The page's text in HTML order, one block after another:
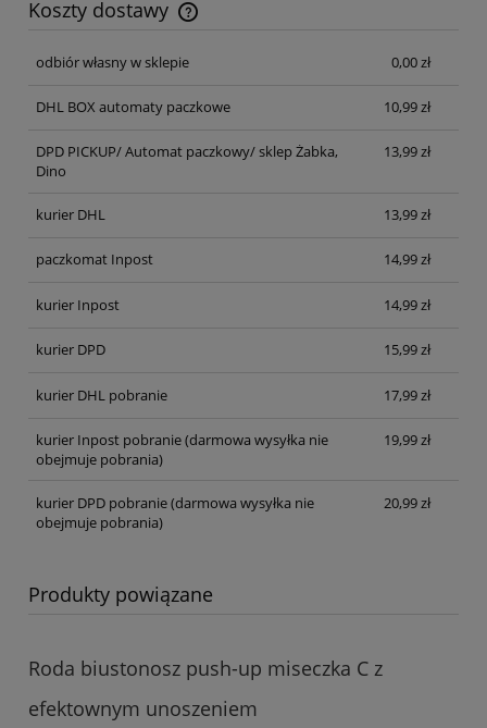
Koszty dostawy
Cena nie zawiera ewentualnych kosztów płatności
odbiór własny w sklepie
0,00 zł
DHL BOX automaty paczkowe 10,99 zł
DPD PICKUP/ Automat paczkowy/ sklep Żabka,
Dino
13,99 zł
kurier DHL 13,99 zł
paczkomat Inpost 14,99 zł
kurier Inpost 14,99 zł
kurier DPD 15,99 zł
kurier DHL pobranie 17,99 zł
kurier Inpost pobranie(darmowa wysyłka nie
obejmuje pobrania)
19,99 zł
kurier DPD pobranie(darmowa wysyłka nie
obejmuje pobrania)
20,99 zł
Produkty powiązane
Roda biustonosz push-up miseczka C z
efektownym unoszeniem